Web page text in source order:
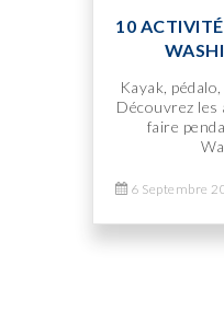
10
Kayak,
Découvrez les
faire
6 Septembre